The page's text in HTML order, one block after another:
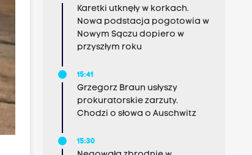
Karetki utknęły w korkach.
Nowa podstacja pogotowia w
Nowym Sączu dopiero w
przyszłym roku
15:41
Grzegorz Braun usłyszy
prokuratorskie zarzuty.
Chodzi o słowa o Auschwitz
15:30